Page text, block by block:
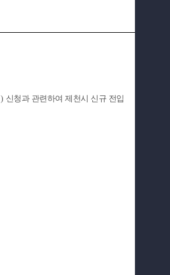
) 신청과 관련하여 제천시 신규 전입